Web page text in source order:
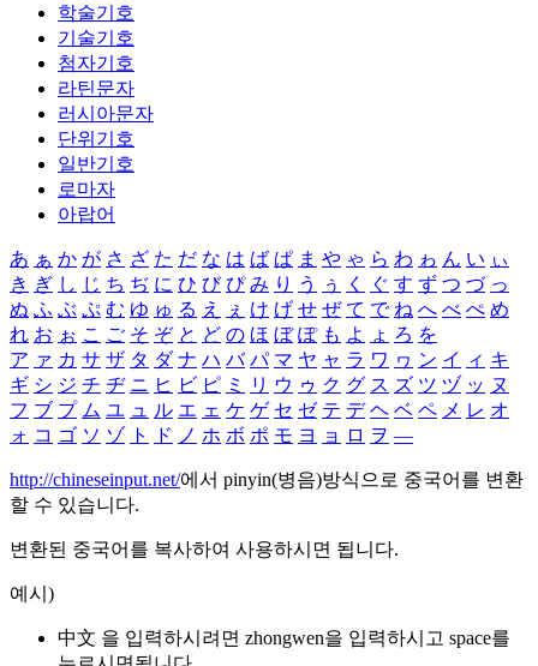
학술기호
기술기호
첨자기호
라틴문자
러시아문자
단위기호
일반기호
로마자
아랍어
あ ぁ か が さ ざ た だ な は ば ぱ ま や ゃ ら わ ゎ ん い ぃ
き ぎ し じ ち ぢ に ひ び ぴ み り う ぅ く ぐ す ず つ づ っ
ぬ ふ ぶ ぷ む ゆ ゅ る え ぇ け げ せ ぜ て で ね へ べ ぺ め
れ お ぉ こ ご そ ぞ と ど の ほ ぼ ぽ も よ ょ ろ を
ア ァ カ サ ザ タ ダ ナ ハ バ パ マ ヤ ャ ラ ワ ヮ ン イ ィ キ
ギ シ ジ チ ヂ ニ ヒ ビ ピ ミ リ ウ ゥ ク グ ス ズ ツ ヅ ッ ヌ
フ ブ プ ム ユ ュ ル エ ェ ケ ゲ セ ゼ テ デ ヘ ベ ペ メ レ オ
ォ コ ゴ ソ ゾ ト ド ノ ホ ボ ポ モ ヨ ョ ロ ヲ ―
http://chineseinput.net/에서 pinyin(병음)방식으로 중국어를 변환
할 수 있습니다.
변환된 중국어를 복사하여 사용하시면 됩니다.
예시)
中文 을 입력하시려면 zhongwen을 입력하시고 space를